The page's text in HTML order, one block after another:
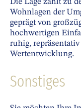
Die Lage zählt zu
Wohnlagen der
geprägt von
hochwertigen
ruhig,
Wertentwicklung.
Sonstiges